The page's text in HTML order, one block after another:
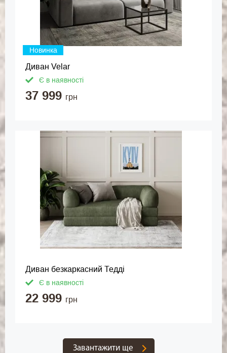
Новинка
Диван Velar
Є в наявності
37 999 грн
Диван безкаркасний Тедді
Є в наявності
22 999 грн
Завантажити ще